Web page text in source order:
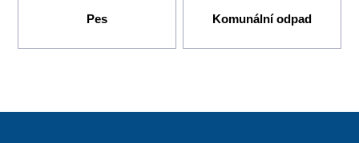
Pes Komunální odpad